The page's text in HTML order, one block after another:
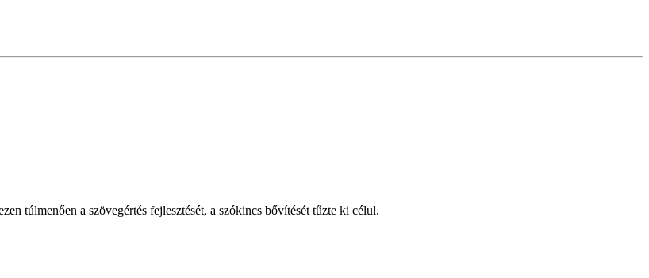
túlmenően a szövegértés fejlesztését, a szókincs bővítését tűzte ki célul.